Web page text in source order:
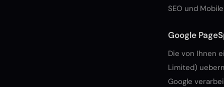
SEO und
Google
Die von Ihnen
Limited)
Google